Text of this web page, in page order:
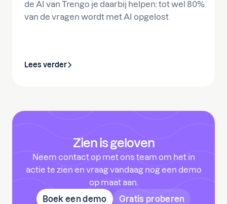
de AI van Trengo je daarbij helpen: tot wel 80%
van de vragen wordt met AI opgelost
Lees verder
Zien is geloven
Neem contact op met ons team om het in
actie te zien en vraag vandaag nog een demo
op maat aan.
Boek een demo
Gratis proberen